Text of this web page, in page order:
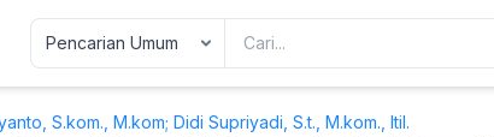
S.kom., M.kom; Didi Supriyadi, S.t., M.kom., Itil.